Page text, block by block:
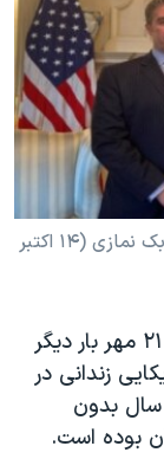
آنتونی بلینکن، وزیر خارجه آمریکا، در دیدار با بابک نمازی (۱۴ اکتبر
مقامات ارشد ایالات متحده روز چهارشنبه ۲۱ مهر بار دیگر
زندانی در
بدون
بوده است.